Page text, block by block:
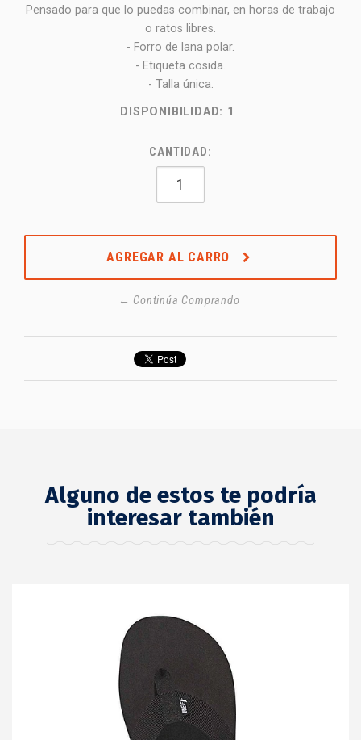
Pensado para que lo puedas combinar, en horas de trabajo
o ratos libres.
- Forro de lana polar.
- Etiqueta cosida.
- Talla única.
DISPONIBILIDAD: 1
CANTIDAD:
AGREGAR AL CARRO
← Continúa Comprando
Alguno de estos te podría
interesar también